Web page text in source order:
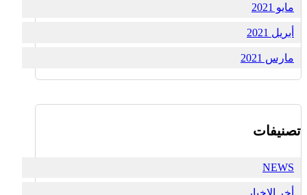
مايو 2021
أبريل 2021
مارس 2021
تصنيفات
NEWS
أخر الاخبار